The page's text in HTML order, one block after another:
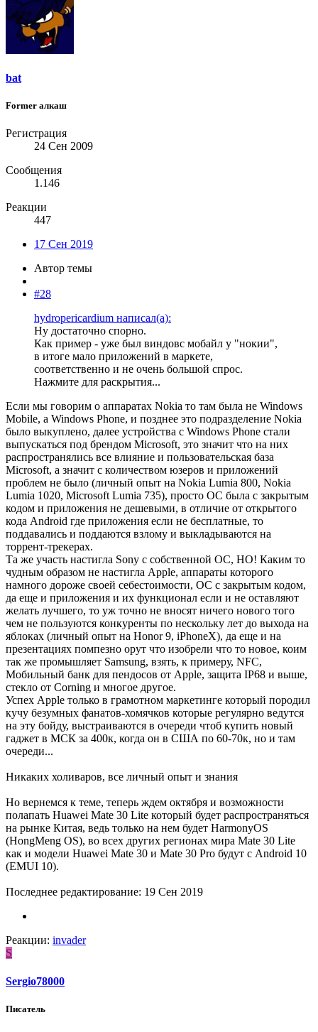
bat
Former алкаш
Регистрация
24 Сен 2009
Сообщения
1.146
Реакции
447
17 Сен 2019
Автор темы
#28
hydropericardium написал(а):
Ну достаточно спорно.
Как пример - уже был виндовс мобайл у "нокии",
в итоге мало приложений в маркете,
соответственно и не очень большой спрос.
Нажмите для раскрытия...
Если мы говорим о аппаратах Nokia то там была не Windows
Mobile, а Windows Phone, и позднее это подразделение Nokia
было выкуплено, далее устройства с Windows Phone стали
выпускаться под брендом Microsoft, это значит что на них
распространялись все влияние и пользовательская база
Microsoft, а значит с количеством юзеров и приложений
проблем не было (личный опыт на Nokia Lumia 800, Nokia
Lumia 1020, Microsoft Lumia 735), просто ОС была с закрытым
кодом и приложения не дешевыми, в отличие от открытого
кода Android где приложения если не бесплатные, то
поддавались и поддаются взлому и выкладываются на
торрент-трекерах.
Та же участь настигла Sony с собственной ОС, НО! Каким то
чудным образом не настигла Apple, аппараты которого
намного дороже своей себестоимости, ОС с закрытым кодом,
да еще и приложения и их функционал если и не оставляют
желать лучшего, то уж точно не вносят ничего нового того
чем не пользуются конкуренты по нескольку лет до выхода на
яблоках (личный опыт на Honor 9, iPhoneX), да еще и на
презентациях помпезно орут что изобрели что то новое, коим
так же промышляет Samsung, взять, к примеру, NFC,
Мобильный банк для пендосов от Apple, защита IP68 и выше,
стекло от Corning и многое другое.
Успех Apple только в грамотном маркетинге который породил
кучу безумных фанатов-хомячков которые регулярно ведутся
на эту бойду, выстраиваются в очереди чтоб купить новый
гаджет в МСК за 400к, когда он в США по 60-70к, но и там
очереди...
Никаких холиваров, все личный опыт и знания
Но вернемся к теме, теперь ждем октября и возможности
полапать Huawei Mate 30 Lite который будет распространяться
на рынке Китая, ведь только на нем будет HarmonyOS
(HongMeng OS), во всех других регионах мира Mate 30 Lite
как и модели Huawei Mate 30 и Mate 30 Pro будут с Android 10
(EMUI 10).
Последнее редактирование: 19 Сен 2019
Реакции: invader
S
Sergio78000
Писатель